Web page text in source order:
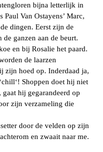
bijna letterlijk in
Van Ostayens’ Marc,
dingen. Eerst zijn de
ganzen aan de beurt.
en bij Rosalie het paard.
de laarzen
zijn hoed op. Inderdaad ja,
Shoppen doet hij niet
gaat hij gegarandeerd op
zijn verzameling die
door de velden op zijn
en zwaait naar me.